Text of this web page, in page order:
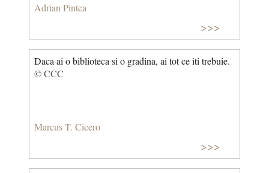
Adrian Pintea
>>>
Daca ai o biblioteca si o gradina, ai tot ce iti trebuie.
© CCC
Marcus T. Cicero
>>>